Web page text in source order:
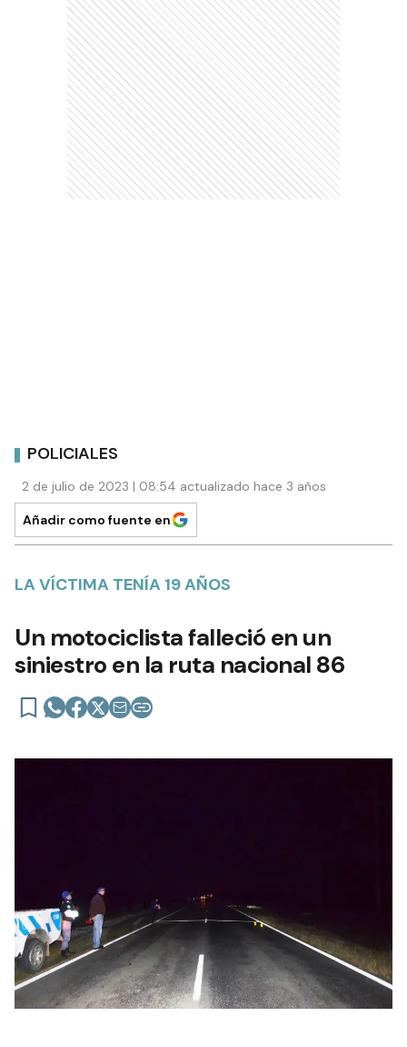
POLICIALES
2 de julio de 2023 | 08:54 actualizado hace 3 años
Añadir como fuente en
LA VÍCTIMA TENÍA 19 AÑOS
Un motociclista falleció en un
siniestro en la ruta nacional 86